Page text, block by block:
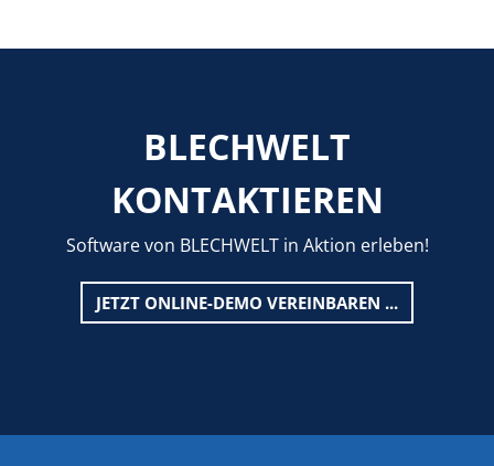
BLECHWELT
KONTAKTIEREN
Software von BLECHWELT in Aktion erleben!
JETZT ONLINE-DEMO VEREINBAREN ...